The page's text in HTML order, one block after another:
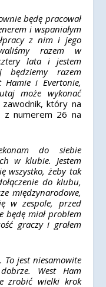
będę pracował
i wspaniałym
z nim i jego
razem w
lata i jestem
będziemy razem
Hamie i Evertonie,
może wykonać
zawodnik, który na
z numerem 26 na
do siebie
w klubie. Jestem
wszystko, żeby tak
do klubu,
międzynarodowe,
w zespole, przed
będę miał problem
graczy i grałem
To jest niesamowite
West Ham
zrobić wielki krok